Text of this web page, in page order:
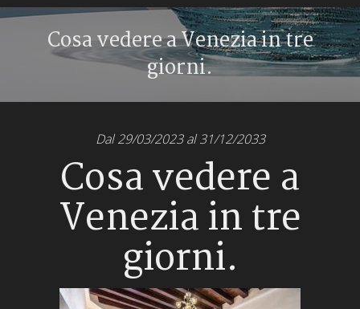
Cosa vedere a Venezia in tre
giorni.
Dal 29/03/2023 al 31/12/2033
Cosa vedere a
Venezia in tre
giorni.